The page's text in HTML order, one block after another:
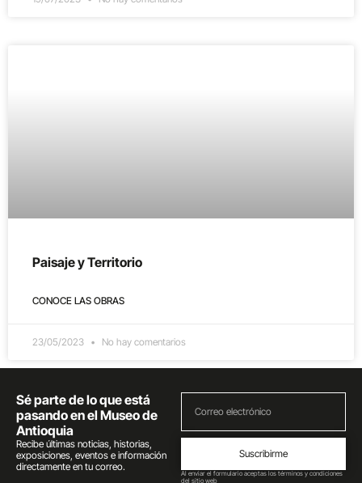
Paisaje y Territorio
CONOCE LAS OBRAS
23/05/2023 No hay comentarios
Sé parte de lo que está
pasando en el Museo de
Antioquia
Recibe últimas noticias, historias,
exposiciones, eventos e información
directamente en tu correo.
Suscribirme
Al enviar el formulario aceptas los términos y condiciones
del sitio web